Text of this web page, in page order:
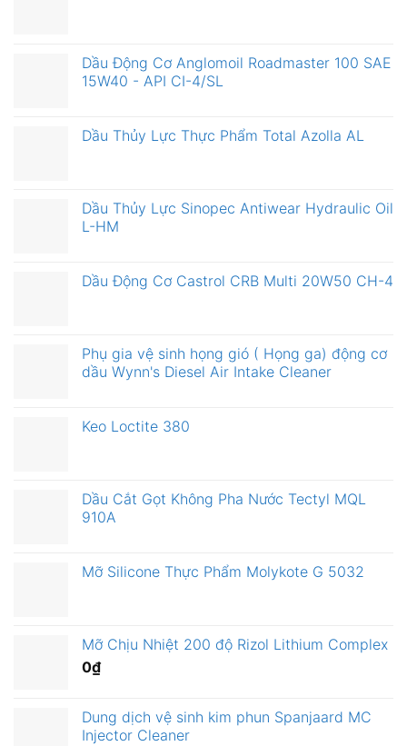
Dầu Động Cơ Anglomoil Roadmaster 100 SAE
15W40 - API CI-4/SL
Dầu Thủy Lực Thực Phẩm Total Azolla AL
Dầu Thủy Lực Sinopec Antiwear Hydraulic Oil
L-HM
Dầu Động Cơ Castrol CRB Multi 20W50 CH-4
Phụ gia vệ sinh họng gió ( Họng ga) động cơ
dầu Wynn's Diesel Air Intake Cleaner
Keo Loctite 380
Dầu Cắt Gọt Không Pha Nước Tectyl MQL
910A
Mỡ Silicone Thực Phẩm Molykote G 5032
Mỡ Chịu Nhiệt 200 độ Rizol Lithium Complex
0₫
Dung dịch vệ sinh kim phun Spanjaard MC
Injector Cleaner